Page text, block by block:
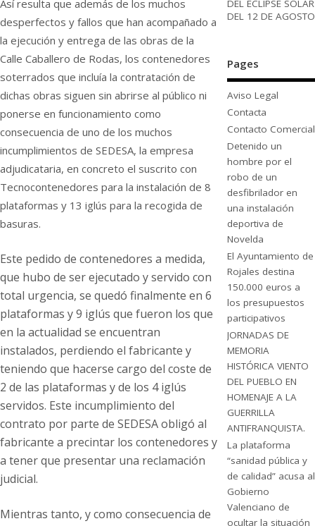
Así resulta que además de los muchos
desperfectos y fallos que han acompañado a
la ejecución y entrega de las obras de la
Calle Caballero de Rodas, los contenedores
soterrados que incluía la contratación de
dichas obras siguen sin abrirse al público ni
ponerse en funcionamiento como
consecuencia de uno de los muchos
incumplimientos de SEDESA, la empresa
adjudicataria, en concreto el suscrito con
Tecnocontenedores para la instalación de 8
plataformas y 13 iglús para la recogida de
basuras.
Este pedido de contenedores a medida,
que hubo de ser ejecutado y servido con
total urgencia, se quedó finalmente en 6
plataformas y 9 iglús que fueron los que
en la actualidad se encuentran
instalados, perdiendo el fabricante y
teniendo que hacerse cargo del coste de
2 de las plataformas y de los 4 iglús
servidos. Este incumplimiento del
contrato por parte de SEDESA obligó al
fabricante a precintar los contenedores y
a tener que presentar una reclamación
judicial.
Mientras tanto, y como consecuencia de
DEL ECLIPSE SOLAR
DEL 12 DE AGOSTO
Pages
Aviso Legal
Contacta
Contacto Comercial
Detenido un
hombre por el
robo de un
desfibrilador en
una instalación
deportiva de
Novelda
El Ayuntamiento de
Rojales destina
150.000 euros a
los presupuestos
participativos
JORNADAS DE
MEMORIA
HISTÓRICA VIENTO
DEL PUEBLO EN
HOMENAJE A LA
GUERRILLA
ANTIFRANQUISTA.
La plataforma
“sanidad pública y
de calidad” acusa al
Gobierno
Valenciano de
ocultar la situación